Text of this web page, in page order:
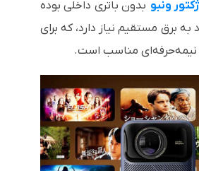
ونبو بدون باتری داخلی بوده
به برق مستقیم نیاز دارد، که برای
نیمه‌حرفه‌ای مناسب است.